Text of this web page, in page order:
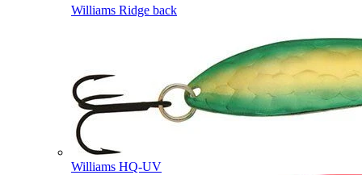
Williams Ridge back
Williams HQ-UV